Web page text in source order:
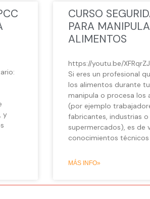
y
CURSO
PARA
ALIMENTOS
https://youtu.be/
Si eres un profesional
los alimentos durante
manipula o procesa los
(por ejemplo
fabricantes, industrias
supermercados), es de
conocimientos
MÁS INFO»